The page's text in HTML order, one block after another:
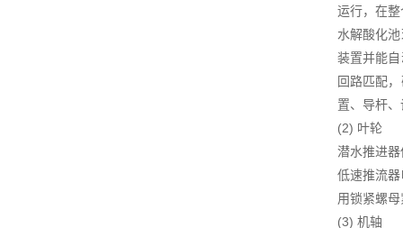
运行，在
水解酸化
装置并能
回路匹配
置、导杆
(2) 叶轮
潜水推进
低速推流
用锁紧螺
(3) 机轴